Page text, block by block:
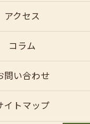
アクセス
コラム
問い合わせ
イトマップ